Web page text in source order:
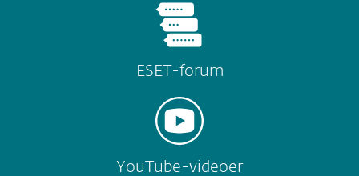
ESET-forum
YouTube-videoer